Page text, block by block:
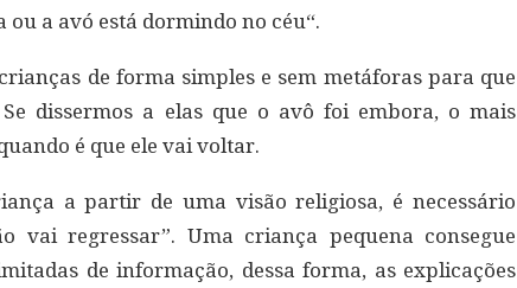
ou a avó está dormindo no céu“.
de forma simples e sem metáforas para que
dissermos a elas que o avô foi embora, o mais
é que ele vai voltar.
a partir de uma visão religiosa, é necessário
vai regressar”. Uma criança pequena consegue
de informação, dessa forma, as explicações